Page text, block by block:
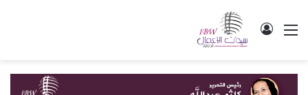
القائمة تسجيل الدخول